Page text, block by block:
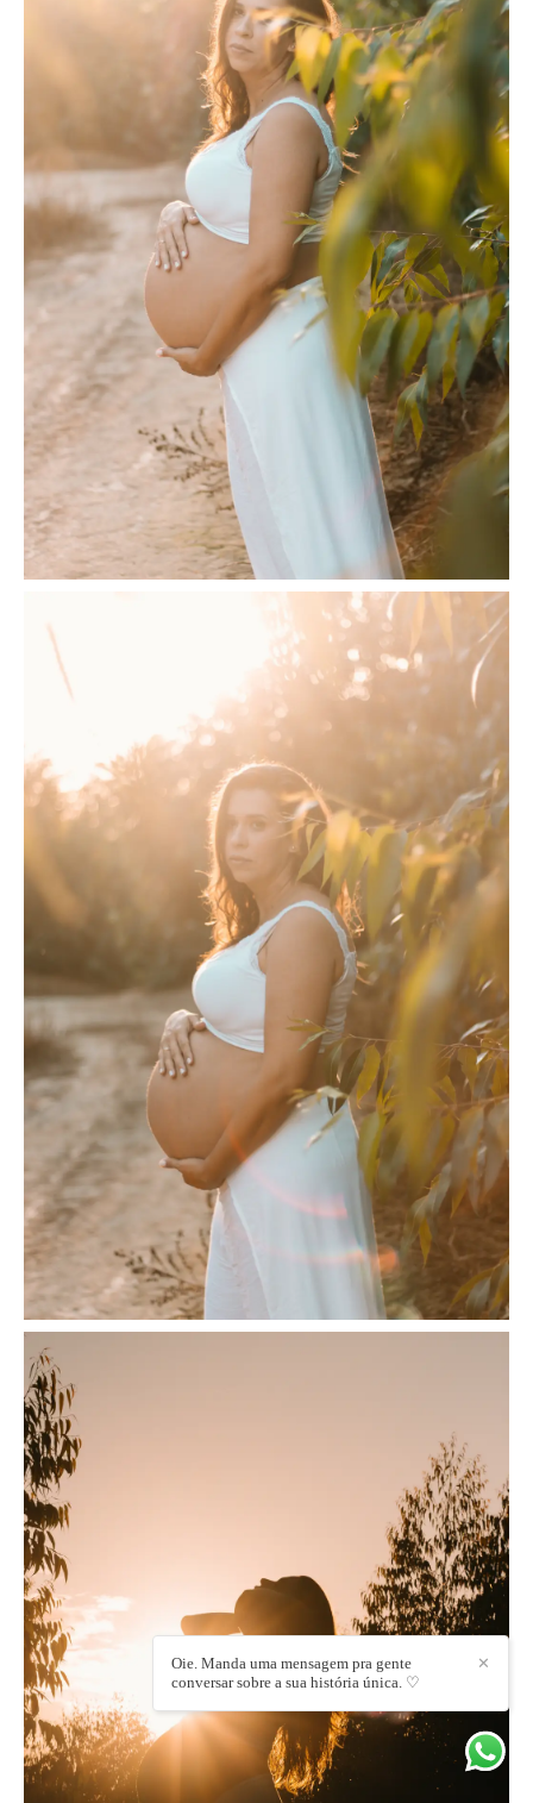
✕
Oie. Manda uma mensagem pra gente
conversar sobre a sua história única. ♡